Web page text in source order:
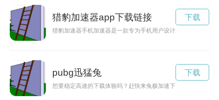
猎豹加速器app下载链接
猎豹加速器手机加速器是一款专为手机用户设计的加速工具，
下载
pubg迅猛兔
想要稳定高速的下载体验吗？赶快来兔极加速下载官网，让你畅
下载